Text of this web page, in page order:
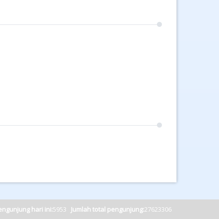
hari ini:5953 Jumlah total pengunjung:27623306